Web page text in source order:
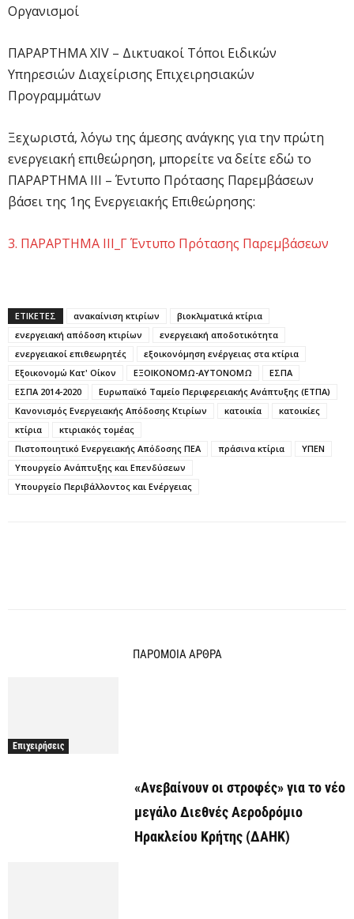
Οργανισμοί
ΠΑΡΑΡΤΗΜΑ ΧΙV – Δικτυακοί Τόποι Ειδικών
Υπηρεσιών Διαχείρισης Επιχειρησιακών
Προγραμμάτων
Ξεχωριστά, λόγω της άμεσης ανάγκης για την πρώτη
ενεργειακή επιθεώρηση, μπορείτε να δείτε εδώ το
ΠΑΡΑΡΤΗΜΑ ΙΙΙ – Έντυπο Πρότασης Παρεμβάσεων
βάσει της 1ης Ενεργειακής Επιθεώρησης:
3. ΠΑΡΑΡΤΗΜΑ III_Γ Έντυπο Πρότασης Παρεμβάσεων
ΕΤΙΚΕΤΕΣ ανακαίνιση κτιρίων
βιοκλιματικά κτίρια
ενεργειακή απόδοση κτιρίων
ενεργειακή αποδοτικότητα
ενεργειακοί επιθεωρητές
εξοικονόμηση ενέργειας στα κτίρια
Εξοικονομώ Κατ' Οίκον
ΕΞΟΙΚΟΝΟΜΩ-ΑΥΤΟΝΟΜΩ
ΕΣΠΑ
ΕΣΠΑ 2014-2020
Ευρωπαϊκό Ταμείο Περιφερειακής Ανάπτυξης (ΕΤΠΑ)
Κανονισμός Ενεργειακής Απόδοσης Κτιρίων
κατοικία
κατοικίες
κτίρια
κτιριακός τομέας
Πιστοποιητικό Ενεργειακής Απόδοσης ΠΕΑ
πράσινα κτίρια
ΥΠΕΝ
Υπουργείο Ανάπτυξης και Επενδύσεων
Υπουργείο Περιβάλλοντος και Ενέργειας
ΠΑΡΟΜΟΙΑ ΑΡΘΡΑ
Επιχειρήσεις
«Ανεβαίνουν οι στροφές» για το νέο
μεγάλο Διεθνές Αεροδρόμιο
Ηρακλείου Κρήτης (ΔΑΗΚ)